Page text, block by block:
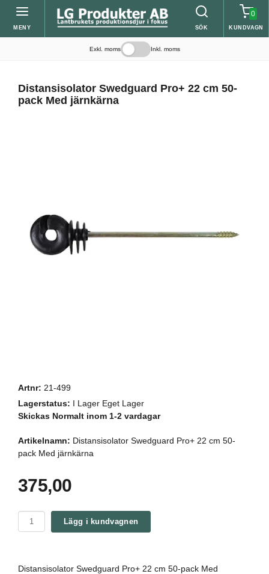
MENY SÖK
0
KUNDVAGN
Exkl. moms Inkl. moms
Distansisolator Swedguard Pro+ 22 cm 50-
pack Med järnkärna
Artnr: 21-499
Lagerstatus: I Lager Eget Lager
Skickas Normalt inom 1-2 vardagar
Artikelnamn: Distansisolator Swedguard Pro+ 22 cm 50-
pack Med järnkärna
375,00
Lägg i kundvagnen
Distansisolator Swedguard Pro+ 22 cm 50-pack Med